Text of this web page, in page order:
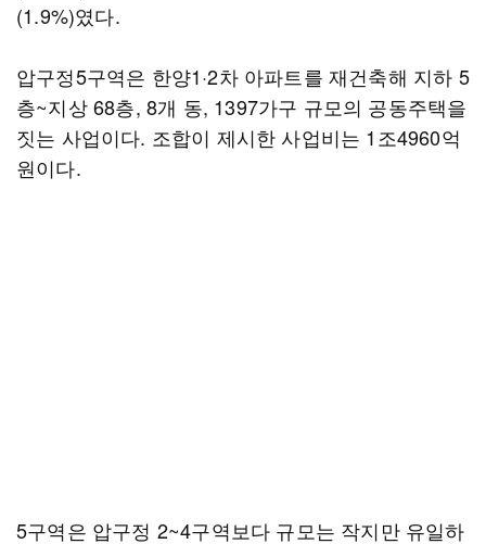
(1.9%)였다.
압구정5구역은 한양1·2차 아파트를 재건축해 지하 5
층~지상 68층, 8개 동, 1397가구 규모의 공동주택을
짓는 사업이다. 조합이 제시한 사업비는 1조4960억
원이다.
5구역은 압구정 2~4구역보다 규모는 작지만 유일하